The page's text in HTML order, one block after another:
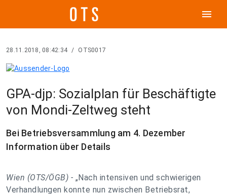
menu
28.11.2018, 08:42:34 / OTS0017
GPA-djp: Sozialplan für Beschäftigte
von Mondi-Zeltweg steht
Bei Betriebsversammlung am 4. Dezember
Information über Details
Wien (OTS/ÖGB) - „Nach intensiven und schwierigen
Verhandlungen konnte nun zwischen Betriebsrat,